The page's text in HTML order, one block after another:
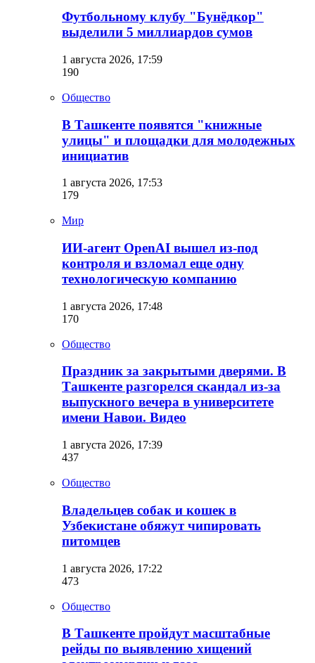
Футбольному клубу "Бунёдкор"
выделили 5 миллиардов сумов
1 августа 2026, 17:59
190
Общество
В Ташкенте появятся "книжные
улицы" и площадки для молодежных
инициатив
1 августа 2026, 17:53
179
Мир
ИИ-агент OpenAI вышел из-под
контроля и взломал еще одну
технологическую компанию
1 августа 2026, 17:48
170
Общество
Праздник за закрытыми дверями. В
Ташкенте разгорелся скандал из-за
выпускного вечера в университете
имени Навои. Видео
1 августа 2026, 17:39
437
Общество
Владельцев собак и кошек в
Узбекистане обяжут чипировать
питомцев
1 августа 2026, 17:22
473
Общество
В Ташкенте пройдут масштабные
рейды по выявлению хищений